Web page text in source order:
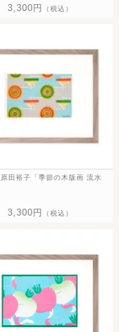
3,300円 （税込）
田裕子「季節の木版画 流水
3,300円 （税込）